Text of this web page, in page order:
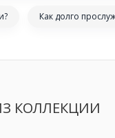
Как долго
КОЛЛЕКЦИИ